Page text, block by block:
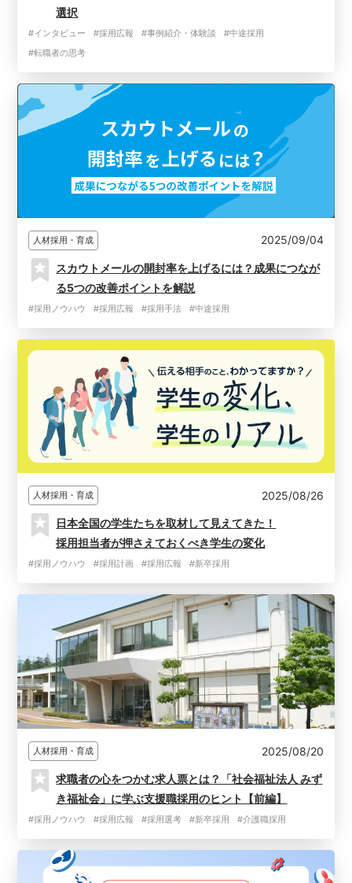
選択
#インタビュー #採用広報 #事例紹介・体験談
#中途採用
#転職者の思考
人材採用・育成 2025/09/04
スカウトメールの開封率を上げるには？成果につなが
る5つの改善ポイントを解説
#採用ノウハウ #採用広報 #採用手法 #中途採用
人材採用・育成 2025/08/26
日本全国の学生たちを取材して見えてきた！
採用担当者が押さえておくべき学生の変化
#採用ノウハウ #採用計画 #採用広報 #新卒採用
人材採用・育成 2025/08/20
求職者の心をつかむ求人票とは？「社会福祉法人 みず
き福祉会」に学ぶ支援職採用のヒント【前編】
#採用ノウハウ #採用広報 #採用選考 #新卒採用 #介護職採用